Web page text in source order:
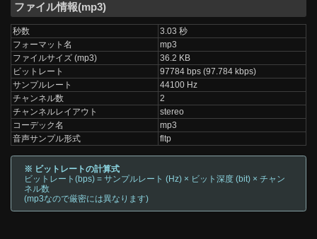
ファイル情報(mp3)
秒数
3.03 秒
フォーマット名
mp3
ファイルサイズ (mp3)
36.2 KB
ビットレート
97784 bps (97.784 kbps)
サンプルレート
44100 Hz
チャンネル数
2
チャンネルレイアウト
stereo
コーデック名
mp3
音声サンプル形式
fltp
※ ビットレートの計算式
ビットレート(bps) = サンプルレート (Hz) × ビット深度 (bit) × チャン
ネル数
(mp3なので厳密には異なります)